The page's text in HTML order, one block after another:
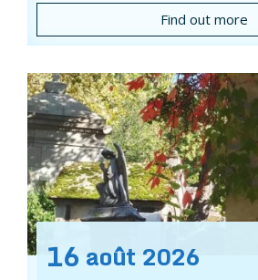
Find out more
16 août 2026